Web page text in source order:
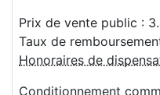
Prix de vente public :
Taux de
Honoraires de
Conditionnement